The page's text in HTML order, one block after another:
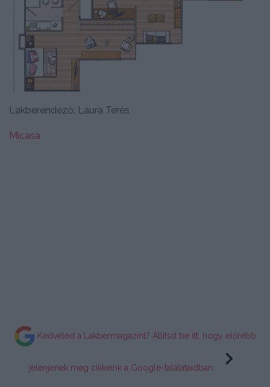
Lakberendező: Laura Terés
Micasa
Kedveled a Lakbermagazint? Állítsd be itt, hogy előrébb
jelenjenek meg cikkeink a Google-találataidban.